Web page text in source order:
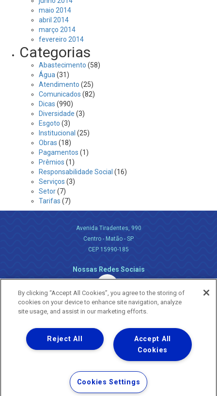
maio 2014
abril 2014
março 2014
fevereiro 2014
Categorias
Abastecimento (58)
Água (31)
Atendimento (25)
Comunicados (82)
Dicas (990)
Diversidade (3)
Esgoto (3)
Institucional (25)
Obras (18)
Pagamentos (1)
Prêmios (1)
Responsabilidade Social (16)
Serviços (3)
Setor(7)
Tarifas (7)
Avenida Tiradentes, 990
Centro - Matão - SP
CEP 15990-185
Nossas Redes Sociais
Uma empresa
Copyright ® 2026 - Todos os Direitos Reservados.
Nossa natureza movimenta a vida
Termos Gerais de Uso de Sites e Aplicativos
Política de Privacidade e Proteção de Dados
By clicking “Accept All Cookies”, you agree to the storing of
cookies on your device to enhance site navigation, analyze
site usage, and assist in our marketing efforts.
Accept All
Cookies
Reject All
Cookies Settings